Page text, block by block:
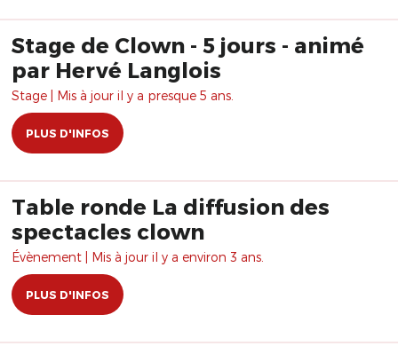
Stage de Clown - 5 jours - animé
par Hervé Langlois
Stage | Mis à jour il y a presque 5 ans.
PLUS D'INFOS
Table ronde La diffusion des
spectacles clown
Évènement | Mis à jour il y a environ 3 ans.
PLUS D'INFOS